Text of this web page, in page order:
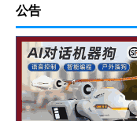
公告